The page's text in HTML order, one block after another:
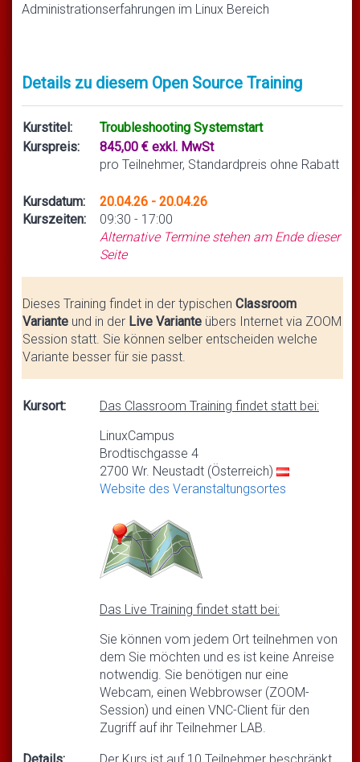
Administrationserfahrungen im Linux Bereich
Details zu diesem Open Source Training
Kurstitel:
Troubleshooting Systemstart
Kurspreis:
845,00 € exkl. MwSt
pro Teilnehmer, Standardpreis ohne Rabatt
Kursdatum:
Kurszeiten:
20.04.26 - 20.04.26
09:30 - 17:00
Alternative Termine stehen am Ende dieser
Seite
Dieses Training findet in der typischen Classroom
Variante und in der Live Variante übers Internet via ZOOM
Session statt. Sie können selber entscheiden welche
Variante besser für sie passt.
Kursort:
Das Classroom Training findet statt bei:
LinuxCampus
Brodtischgasse 4
2700 Wr. Neustadt (Österreich)
Website des Veranstaltungsortes
Das Live Training findet statt bei:
Sie können vom jedem Ort teilnehmen von
dem Sie möchten und es ist keine Anreise
notwendig. Sie benötigen nur eine
Webcam, einen Webbrowser (ZOOM-
Session) und einen VNC-Client für den
Zugriff auf ihr Teilnehmer LAB.